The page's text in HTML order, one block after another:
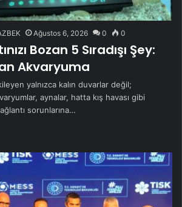
Ağustos 6, 2026 0 0
Bozan 5 Sıradışı Şey:
Akvaryuma
yalnızca kalın duvarlar değil;
aynalar, hatta kış havası gibi
sorunlarına…